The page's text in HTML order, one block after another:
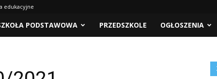
edukacyjne
PODSTAWOWA PRZEDSZKOLE OGŁOSZENIA